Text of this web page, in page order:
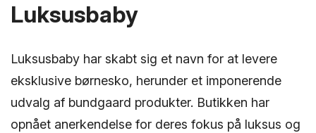
Luksusbaby
Luksusbaby har skabt sig et navn for at levere
eksklusive børnesko, herunder et imponerende
udvalg af bundgaard produkter. Butikken har
opnået anerkendelse for deres fokus på luksus og